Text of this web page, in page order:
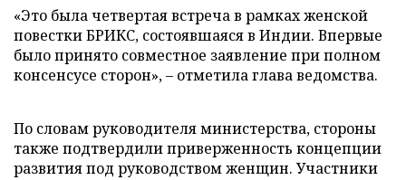
«Это была четвертая встреча в рамках женской
повестки БРИКС, состоявшаяся в Индии. Впервые
было принято совместное заявление при полном
консенсусе сторон», – отметила глава ведомства.
По словам руководителя министерства, стороны
также подтвердили приверженность концепции
развития под руководством женщин. Участники